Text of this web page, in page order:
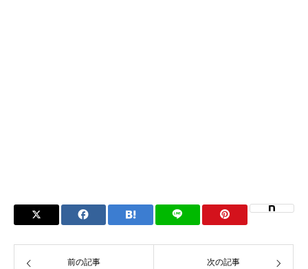
前の記事 次の記事